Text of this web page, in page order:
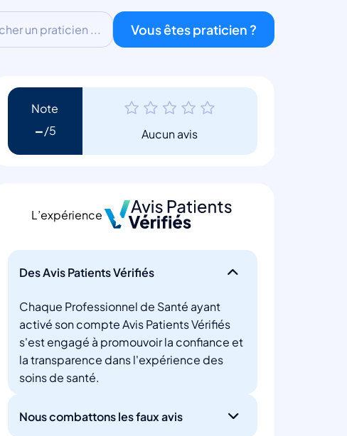
un praticien ... Vous êtes praticien ?
Note
- Aucun avis
L’expérience
Des Avis Patients Vérifiés
Chaque Professionnel de Santé ayant
activé son compte Avis Patients Vérifiés
s'est engagé à promouvoir la confiance et
la transparence dans l'expérience des
soins de santé.
Nous combattons les faux avis